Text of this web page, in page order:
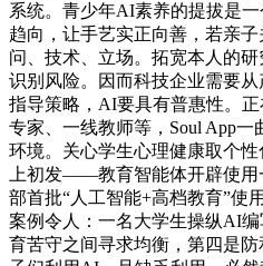
系统。青少年AI素养的提拔是
趋向，让手艺实正向善，若亲
问、技术、立场。拓宽本人的
识别风险。因而科技企业需要
指导策略，AI要具有普惠性。
专家、一线教师等，Soul App
环境。关心学生心理健康取个
上初发——教育智能体开辟使用
部首批“人工智能+高档教育”使
案例令人：一名大学生操纵AI
育苦守之间寻求均衡，第四是